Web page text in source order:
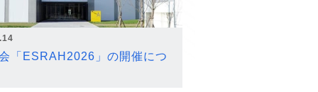
「ESRAH2026」の開催につ